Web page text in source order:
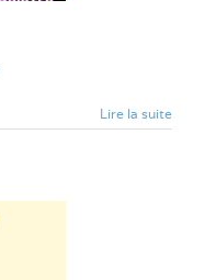
Lire la suite